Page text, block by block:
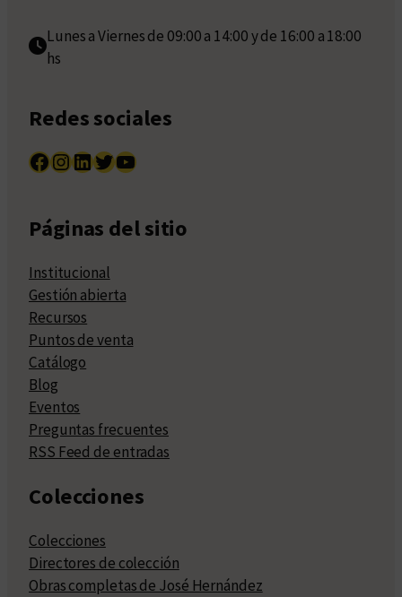
Lunes a Viernes de 09:00 a 14:00 y de 16:00 a 18:00
hs
Redes sociales
Facebook InstagramLinkedIn Twitter YouTube
Páginas del sitio
Institucional
Gestión abierta
Recursos
Puntos de venta
Catálogo
Blog
Eventos
Preguntas frecuentes
RSS Feed de entradas
Colecciones
Colecciones
Directores de colección
Obras completas de José Hernández